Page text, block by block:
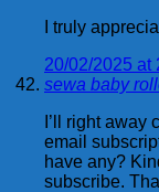
I truly
20/02/2025 at
sewa baby
I’ll right away
email
have any?
subscribe.